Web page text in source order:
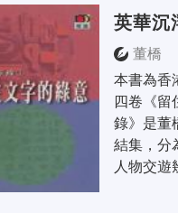
英華沉
董橋
本書為香
四卷《留
錄》是董
結集，分
人物交遊